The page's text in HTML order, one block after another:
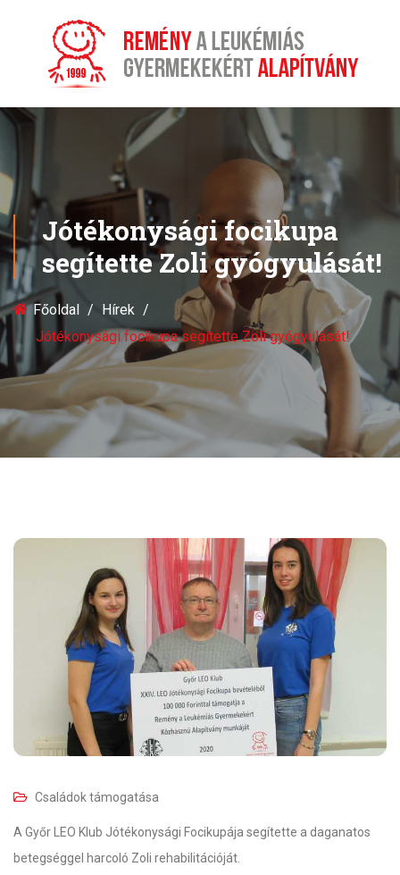
Jótékonysági focikupa
segítette Zoli gyógyulását!
Főoldal
Hírek
Jótékonysági focikupa segítette Zoli gyógyulását!
Családok támogatása
A Győr LEO Klub Jótékonysági Focikupája segítette a daganatos
betegséggel harcoló Zoli rehabilitációját.